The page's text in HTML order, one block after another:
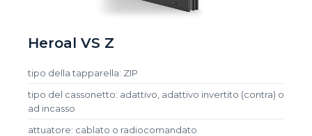
Heroal VS Z
tipo della tapparella: ZIP
tipo del cassonetto: adattivo, adattivo invertito (contra) o
ad incasso
attuatore: cablato o radiocomandato